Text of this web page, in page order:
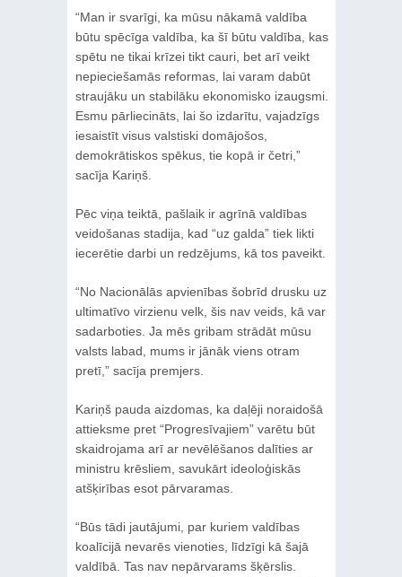
“Man ir svarīgi, ka mūsu nākamā valdība
būtu spēcīga valdība, ka šī būtu valdība, kas
spētu ne tikai krīzei tikt cauri, bet arī veikt
nepieciešamās reformas, lai varam dabūt
straujāku un stabilāku ekonomisko izaugsmi.
Esmu pārliecināts, lai šo izdarītu, vajadzīgs
iesaistīt visus valstiski domājošos,
demokrātiskos spēkus, tie kopā ir četri,”
sacīja Kariņš.
Pēc viņa teiktā, pašlaik ir agrīnā valdības
veidošanas stadija, kad “uz galda” tiek likti
iecerētie darbi un redzējums, kā tos paveikt.
“No Nacionālās apvienības šobrīd drusku uz
ultimatīvo virzienu velk, šis nav veids, kā var
sadarboties. Ja mēs gribam strādāt mūsu
valsts labad, mums ir jānāk viens otram
pretī,” sacīja premjers.
Kariņš pauda aizdomas, ka daļēji noraidošā
attieksme pret “Progresīvajiem” varētu būt
skaidrojama arī ar nevēlēšanos dalīties ar
ministru krēsliem, savukārt ideoloģiskās
atšķirības esot pārvaramas.
“Būs tādi jautājumi, par kuriem valdības
koalīcijā nevarēs vienoties, līdzīgi kā šajā
valdībā. Tas nav nepārvarams šķērslis.